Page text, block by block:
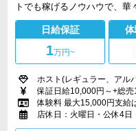
トでも稼げるノウハウで、
日給保証
1万円~
ホスト(レギュラー、アル
保証日給10,000円～+総
体験料 最大15,000円支給
店休日：火曜日・公休4日